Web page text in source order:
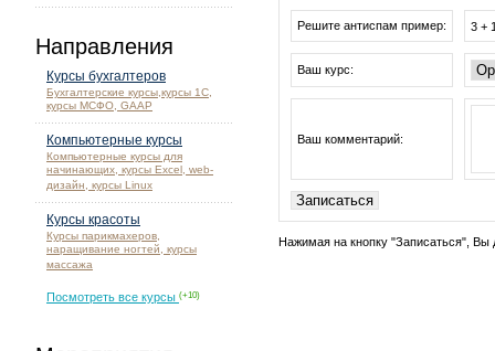
Направления
Курсы бухгалтеров
Бухгалтерские курсы,курсы 1С,
курсы МСФО, GAAP
Компьютерные курсы
Компьютерные курсы для
начинающих, курсы Excel, web-
дизайн, курсы Linux
Курсы красоты
Курсы парикмахеров,
наращивание ногтей, курсы
массажа
Посмотреть все курсы (+10)
Решите антиспам пример: 3 +
Ваш курс:
Ваш комментарий:
Нажимая на кнопку "Записаться", Вы